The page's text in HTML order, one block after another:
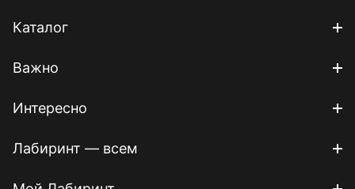
Каталог
Важно
Интересно
Лабиринт — всем